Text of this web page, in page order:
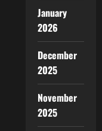
January
2026
December
2025
November
2025